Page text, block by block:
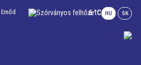
Emőd 6 °C HU SK